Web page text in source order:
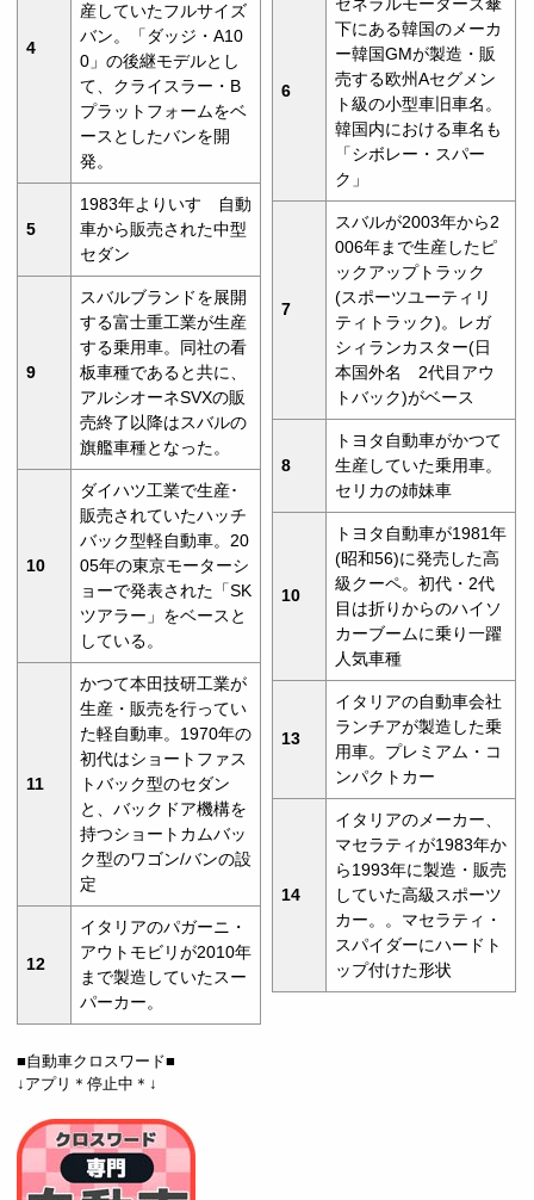
4
産していたフルサイズ
バン。「ダッジ・A10
0」の後継モデルとし
て、クライスラー・B
プラットフォームをベ
ースとしたバンを開
発。
5
1983年よりいすゞ自動
車から販売された中型
セダン
9
スバルブランドを展開
する富士重工業が生産
する乗用車。同社の看
板車種であると共に、
アルシオーネSVXの販
売終了以降はスバルの
旗艦車種となった。
10
ダイハツ工業で生産･
販売されていたハッチ
バック型軽自動車。20
05年の東京モーターシ
ョーで発表された「SK
ツアラー」をベースと
している。
11
かつて本田技研工業が
生産・販売を行ってい
た軽自動車。1970年の
初代はショートファス
トバック型のセダン
と、バックドア機構を
持つショートカムバッ
ク型のワゴン/バンの設
定
12
イタリアのパガーニ・
アウトモビリが2010年
まで製造していたスー
パーカー。
6
下にある韓国のメーカ
ー韓国GMが製造・販
売する欧州Aセグメン
ト級の小型車旧車名。
韓国内における車名も
「シボレー・スパー
ク」
7
スバルが2003年から2
006年まで生産したピ
ックアップトラック
(スポーツユーティリ
ティトラック)。レガ
シィランカスター(日
本国外名 2代目アウ
トバック)がベース
8
トヨタ自動車がかつて
生産していた乗用車。
セリカの姉妹車
10
トヨタ自動車が1981年
(昭和56)に発売した高
級クーペ。初代・2代
目は折りからのハイソ
カーブームに乗り一躍
人気車種
13
イタリアの自動車会社
ランチアが製造した乗
用車。プレミアム・コ
ンパクトカー
14
イタリアのメーカー、
マセラティが1983年か
ら1993年に製造・販売
していた高級スポーツ
カー。。マセラティ・
スパイダーにハードト
ップ付けた形状
■自動車クロスワード■
↓アプリ＊停止中＊↓